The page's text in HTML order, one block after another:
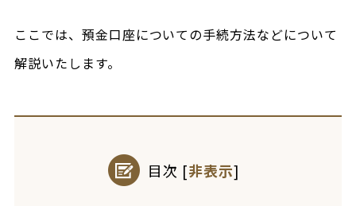
ここでは、預金口座についての手続方法などについて
解説いたします。
目次 [非表示]